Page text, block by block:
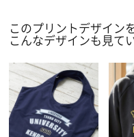
このプリントデザイン
こんなデザインも見て